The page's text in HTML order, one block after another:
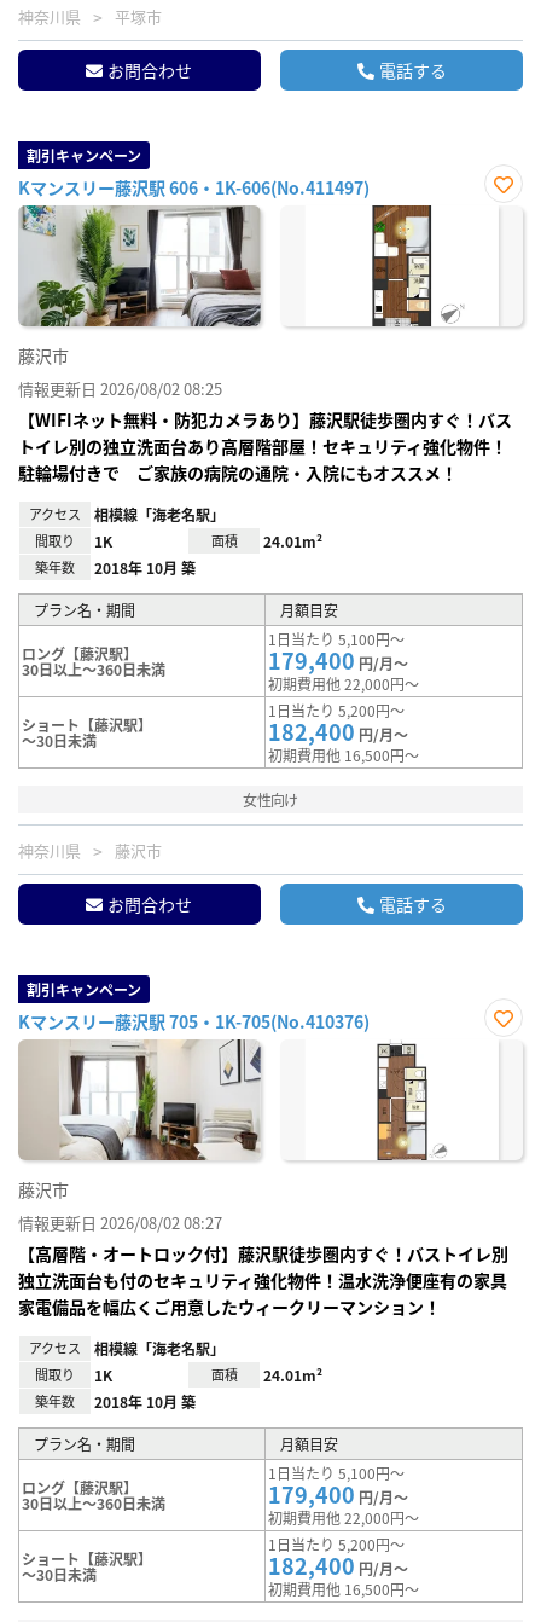
神奈川県 平塚市
お問合わせ 電話する
割引キャンペーン
Kマンスリー藤沢駅 606・1K-606(No.411497)
お気
藤沢市
情報更新日 2026/08/02 08:25
【WIFIネット無料・防犯カメラあり】藤沢駅徒歩圏内すぐ！バス
トイレ別の独立洗面台あり高層階部屋！セキュリティ強化物件！
駐輪場付きで ご家族の病院の通院・入院にもオススメ！
アクセス 相模線「海老名駅」
間取り 1K 面積 24.01m²
築年数 2018年 10月 築
プラン名・期間 月額目安
ロング【藤沢駅】
30日以上～360日未満
1日当たり 5,100円～
179,400 円/月～
初期費用他 22,000円～
ショート【藤沢駅】
～30日未満
1日当たり 5,200円～
182,400 円/月～
初期費用他 16,500円～
女性向け
神奈川県 藤沢市
お問合わせ 電話する
割引キャンペーン
Kマンスリー藤沢駅 705・1K-705(No.410376)
お気
藤沢市
情報更新日 2026/08/02 08:27
【高層階・オートロック付】藤沢駅徒歩圏内すぐ！バストイレ別
独立洗面台も付のセキュリティ強化物件！温水洗浄便座有の家具
家電備品を幅広くご用意したウィークリーマンション！
アクセス 相模線「海老名駅」
間取り 1K 面積 24.01m²
築年数 2018年 10月 築
プラン名・期間 月額目安
ロング【藤沢駅】
30日以上～360日未満
1日当たり 5,100円～
179,400 円/月～
初期費用他 22,000円～
ショート【藤沢駅】
～30日未満
1日当たり 5,200円～
182,400 円/月～
初期費用他 16,500円～